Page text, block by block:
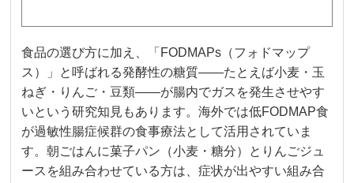
食品の選び方に加え、「FODMAPs（フォドマップ
ス）」と呼ばれる発酵性の糖質——たとえば小麦・玉
ねぎ・りんご・豆類——が腸内でガスを発生させやす
いという研究知見もあります。海外では低FODMAP食
が過敏性腸症候群の食事療法として活用されていま
す。朝ごはんに菓子パン（小麦・糖分）とりんごジュ
ースを組み合わせている方は、症状が出やすい組み合